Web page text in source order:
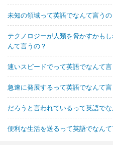
未知の領域って英語でなんて言うの
テクノロジーが人類を脅かすかも
んて言うの？
速いスピードでって英語でなんて言
急速に発展するって英語でなんて言
だろうと言われているって英語で
便利な生活を送るって英語でなんて